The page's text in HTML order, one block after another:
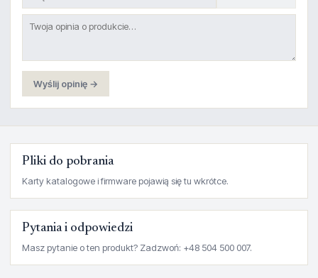
Wyślij opinię →
Pliki do pobrania
Karty katalogowe i firmware pojawią się tu wkrótce.
Pytania i odpowiedzi
Masz pytanie o ten produkt? Zadzwoń: +48 504 500 007.